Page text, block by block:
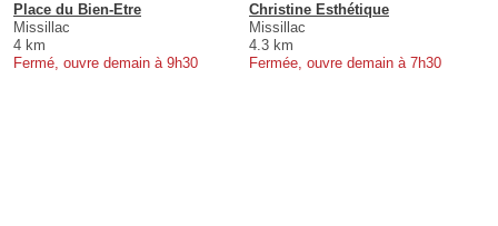
Place du Bien-Etre
Missillac
4 km
Fermé, ouvre demain à 9h30
Christine Esthétique
Missillac
4.3 km
Fermée, ouvre demain à 7h30